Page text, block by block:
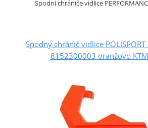
Spodní chrániče vidlice
Spodný chránič vidlice POLISPORT
8152300003 oranžovo